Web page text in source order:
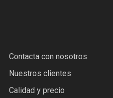
Contacta con nosotros
Nuestros clientes
Calidad y precio